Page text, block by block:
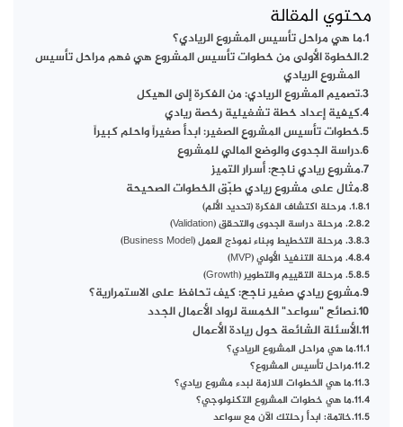
محتوي المقالة
ما هي مراحل تأسيس المشروع الريادي؟
الخطوة الأولى من خطوات تأسيس المشروع هي فهم مراحل تأسيس
المشروع الريادي
تصميم المشروع الريادي: من الفكرة إلى الهيكل
كيفية إعداد خطة تشغيلية رخصة ريادي
خطوات تأسيس المشروع الصغير: ابدأ صغيراً واحلم كبيراً
دراسة الجدوى والوضع المالي للمشروع
مشروع ريادي ناجح: أسرار التميز
مثال على مشروع ريادي طبّق الخطوات الصحيحة
1. مرحلة اكتشاف الفكرة (تحديد الألم)
2. مرحلة دراسة الجدوى والتحقق (Validation)
3. مرحلة التخطيط وبناء نموذج العمل (Business Model)
4. مرحلة التنفيذ الأولي (MVP)
5. مرحلة التقييم والتطوير (Growth)
مشروع ريادي صغير ناجح: كيف تحافظ على الاستمرارية؟
نصائح "سواعد" الخمسة لرواد الأعمال الجدد
الأسئلة الشائعة حول ريادة الأعمال
ما هي مراحل المشروع الريادي؟
مراحل تأسيس المشروع؟
ما هي الخطوات اللازمة لبدء مشروع ريادي؟
ما هي خطوات المشروع التكنولوجي؟
خاتمة: ابدأ رحلتك الآن مع سواعد